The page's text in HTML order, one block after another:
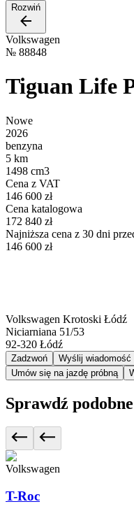
Rozwiń
Volkswagen
№ 88848
Tiguan Life
Nowe
2026
benzyna
5 km
1498 cm3
Cena z VAT
146 600 zł
Cena katalogowa
172 840 zł
Najniższa cena z 30 dni
146 600 zł
Volkswagen Krotoski Łódź
Niciarniana 51/53
92-320 Łódź
Zadzwoń
Wyślij wiadomość
Umów się na jazdę próbną
Sprawdź
Volkswagen
T-Roc